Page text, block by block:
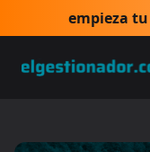
empieza tu